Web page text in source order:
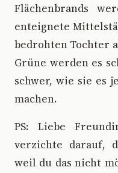
Flächenbrands
enteignete
bedrohten Tochter
Grüne werden es
schwer, wie sie es
machen.
PS: Liebe
verzichte darauf,
weil du das nicht